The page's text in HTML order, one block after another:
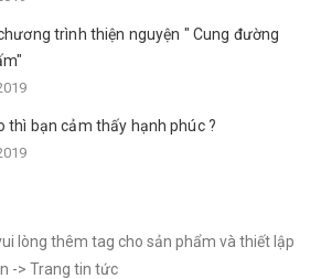
trình thiện nguyện " Cung đường
thì bạn cảm thấy hạnh phúc ?
lòng thêm tag cho sản phẩm và thiết lập
-> Trang tin tức